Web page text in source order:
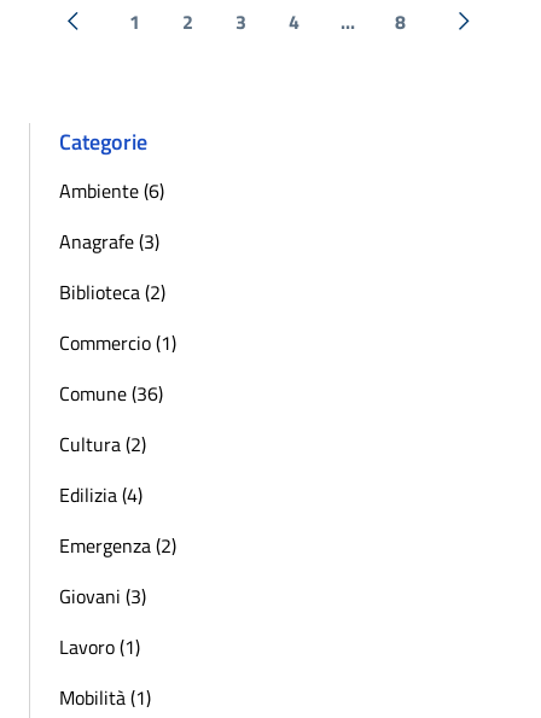
« Precedente
1 2 3 4 ... 8
Categorie
Ambiente (6)
Anagrafe (3)
Biblioteca (2)
Commercio (1)
Comune (36)
Cultura (2)
Edilizia (4)
Emergenza (2)
Giovani (3)
Lavoro (1)
Mobilità (1)